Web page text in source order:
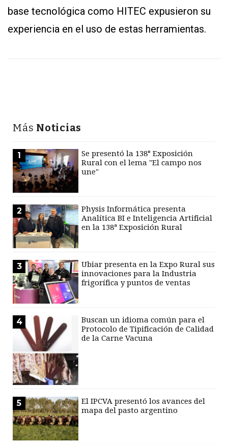
base tecnológica como HITEC expusieron su
experiencia en el uso de estas herramientas.
Más Noticias
1
Se presentó la 138° Exposición
Rural con el lema "El campo nos
une"
2
Physis Informática presenta
Analítica BI e Inteligencia Artificial
en la 138ª Exposición Rural
3
Ubiar presenta en la Expo Rural sus
innovaciones para la Industria
frigorífica y puntos de ventas
4
Buscan un idioma común para el
Protocolo de Tipificación de Calidad
de la Carne Vacuna
5
El IPCVA presentó los avances del
mapa del pasto argentino